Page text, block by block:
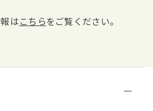
はこちらをご覧ください。